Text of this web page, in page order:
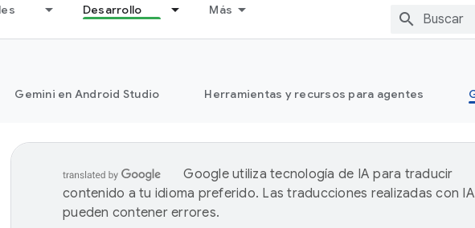
Desarrollo Más
Gemini en Android Studio Herramientas y recursos para agentes
Google utiliza tecnología de IA para traducir
contenido a tu idioma preferido. Las traducciones realizadas con IA
pueden contener errores.